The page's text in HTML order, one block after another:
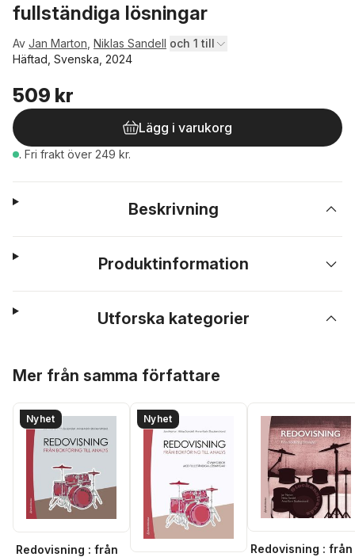
fullständiga lösningar
Av Jan Marton Niklas Sandell och 1 till
Häftad, Svenska, 2024
509 kr
Lägg i varukorg
. Fri frakt över 249 kr.
Beskrivning
Produktinformation
Utforska kategorier
Mer från samma författare
Nyhet
Redovisning : från
Nyhet
Redovisning : från